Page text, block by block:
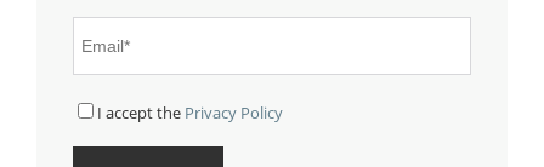
I accept the Privacy Policy